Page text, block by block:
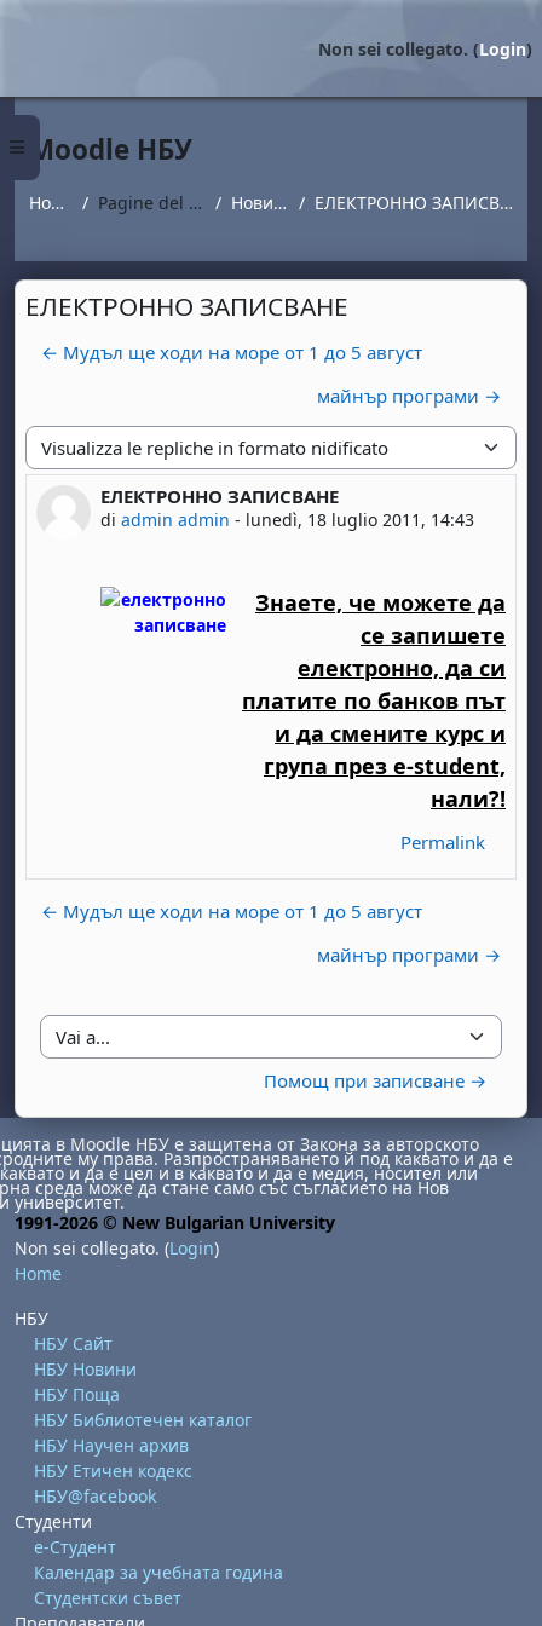
Pannello laterale
Non sei collegato. (Login)
Moodle НБУ
Home Pagine del sito Новини ЕЛЕКТРОННО ЗАПИСВАНЕ
ЕЛЕКТРОННО ЗАПИСВАНЕ
← Мудъл ще ходи на море от 1 до 5 август
майнър програми →
Modalità visualizzazione
ЕЛЕКТРОННО ЗАПИСВАНЕ
di admin admin - lunedì, 18 luglio 2011, 14:43
Numero di risposte: 0
Знаете, че можете да
се запишете
електронно, да си
платите по банков път
и да смените курс и
група през e-student,
нали?!
Permalink
← Мудъл ще ходи на море от 1 до 5 август
майнър програми →
Vai a...
Помощ при записване →
1 agosto
domenica 2 agosto
7 agosto
8 agosto
domenica 9 agosto
14 agosto
15 agosto
domenica 16 agosto
21 agosto
22 agosto
domenica 23 agosto
28 agosto
29 agosto
domenica 30 agosto
в Moodle НБУ е защитена от Закона за авторското
му права. Разпространяването й под каквато и да е
и да е цел и в каквато и да е медия, носител или
среда може да стане само със съгласието на Нов
университет.
1991-2026 © New Bulgarian University
Non sei collegato. (Login)
Home
НБУ
НБУ Сайт
НБУ Новини
НБУ Поща
НБУ Библиотечен каталог
НБУ Научен архив
НБУ Етичен кодекс
НБУ@facebook
Студенти
е-Студент
Календар за учебната година
Студентски съвет